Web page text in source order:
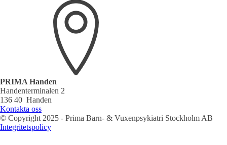
PRIMA Handen
Handenterminalen 2
136 40 Handen
Kontakta oss
© Copyright 2025 - Prima Barn- & Vuxenpsykiatri Stockholm AB
Integritetspolicy